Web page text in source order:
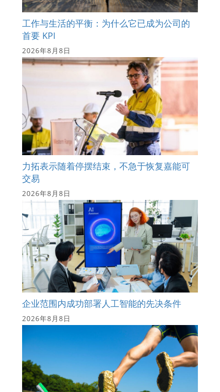
工作与生活的平衡：为什么它已成为公司的
首要 KPI
2026年8月8日
力拓表示随着停摆结束，不急于恢复嘉能可
交易
2026年8月8日
企业范围内成功部署人工智能的先决条件
2026年8月8日